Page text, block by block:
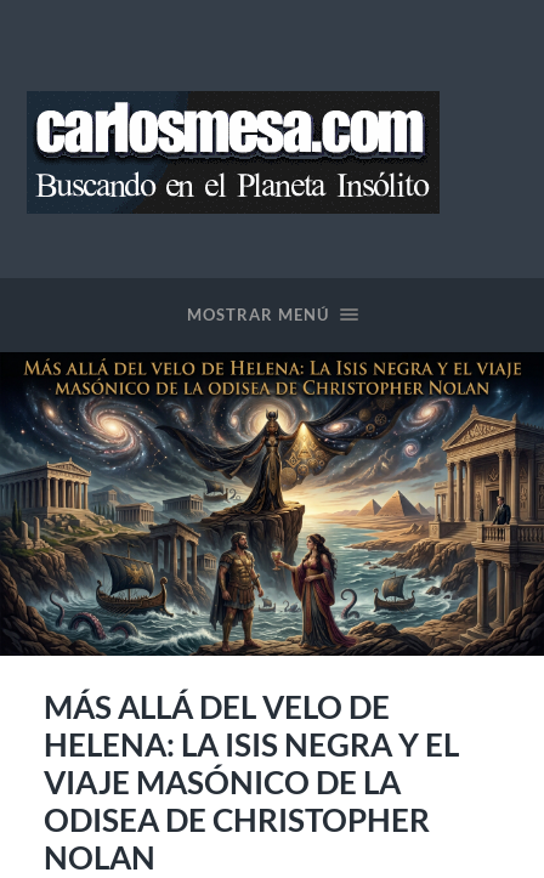
MOSTRAR MENÚ
MÁS ALLÁ DEL VELO DE
HELENA: LA ISIS NEGRA Y EL
VIAJE MASÓNICO DE LA
ODISEA DE CHRISTOPHER
NOLAN